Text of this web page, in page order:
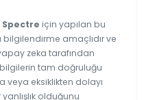
Spectre için yapılan bu
bilgilendirme amaçlıdır ve
zeka tarafından
tam doğruluğu
veya eksiklikten dolayı
olduğunu